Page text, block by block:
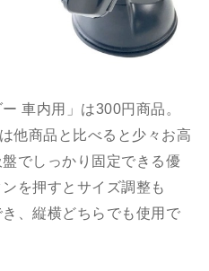
車内用」は300円商品。
他商品と比べると少々お高
でしっかり固定できる優
を押すとサイズ調整も
、縦横どちらでも使用で